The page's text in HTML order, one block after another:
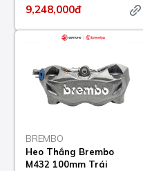
9,248,000đ
BREMBO
Heo Thắng Brembo
M432 100mm Trái